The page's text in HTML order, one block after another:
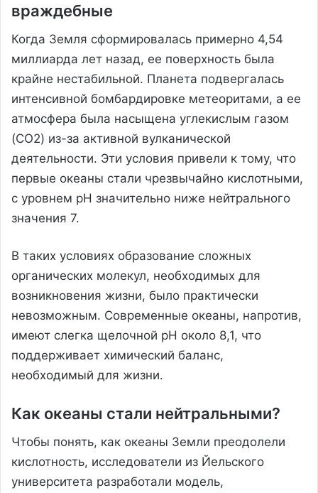
враждебные
Когда Земля сформировалась примерно 4,54
миллиарда лет назад, ее поверхность была
крайне нестабильной. Планета подвергалась
интенсивной бомбардировке метеоритами, а ее
атмосфера была насыщена углекислым газом
(CO2) из-за активной вулканической
деятельности. Эти условия привели к тому, что
первые океаны стали чрезвычайно кислотными,
с уровнем pH значительно ниже нейтрального
значения 7.
В таких условиях образование сложных
органических молекул, необходимых для
возникновения жизни, было практически
невозможным. Современные океаны, напротив,
имеют слегка щелочной pH около 8,1, что
поддерживает химический баланс,
необходимый для жизни.
Как океаны стали нейтральными?
Чтобы понять, как океаны Земли преодолели
кислотность, исследователи из Йельского
университета разработали модель,